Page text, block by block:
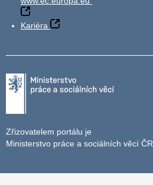
Kariéra
Zřizovatelem portálu je
Ministerstvo práce a sociálních věcí ČR